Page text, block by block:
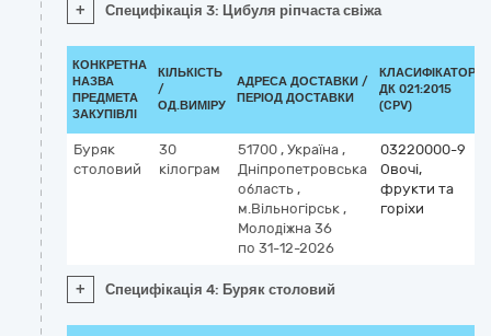
+ Специфікація 3: Цибуля ріпчаста свіжа
КОНКРЕТНА
НАЗВА
ПРЕДМЕТА
ЗАКУПІВЛІ
КІЛЬКІСТЬ
/
ОД.ВИМІРУ
АДРЕСА ДОСТАВКИ /
ПЕРІОД ДОСТАВКИ
КЛАСИФІКАТОР
ДК 021:2015
(CPV)
Буряк
столовий
30
кілограм
51700 , Україна ,
Дніпропетровська
область ,
м.Вільногірськ ,
Молодіжна 36
по 31-12-2026
03220000-9
Овочі,
фрукти та
горіхи
+ Специфікація 4: Буряк столовий